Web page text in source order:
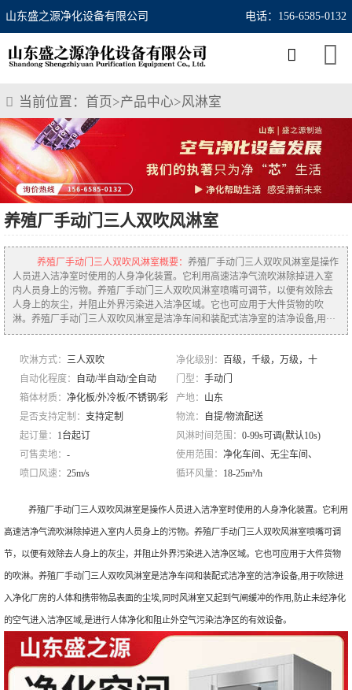
山东盛之源净化设备有限公司 电话：156-6585-0132
当前位置： 首页>产品中心>风淋室
养殖厂手动门三人双吹风淋室
养殖厂手动门三人双吹风淋室概要： 养殖厂手动门三人双吹风淋室是操作
人员进入洁净室时使用的人身净化装置。它利用高速洁净气流吹淋除掉进入室
内人员身上的污物。养殖厂手动门三人双吹风淋室喷嘴可调节，以便有效除去
人身上的灰尘，并阻止外界污染进入洁净区域。它也可应用于大件货物的吹
淋。养殖厂手动门三人双吹风淋室是洁净车间和装配式洁净室的洁净设备,用···
吹淋方式： 三人双吹 净化级别：
百级，千级，万级，十
万级
自动化程度： 自动/半自动/全自动 门型： 手动门
箱体材质： 净化板/外冷板/不锈钢/彩
钢板
产地： 山东
是否支持定制： 支持定制 物流：
自提/物流配送
起订量： 1台起订 风淋时间范围： 0-99s可调(默认10s)
可售卖地： - 使用范围： 净化车间、无尘车间、
中央厨房、医院、月子中心
喷口风速： 25m/s 循环风量： 18-25m³/h
养殖厂手动门三人双吹风淋室是操作人员进入洁净室时使用的人身净化装置。它利用
高速洁净气流吹淋除掉进入室内人员身上的污物。养殖厂手动门三人双吹风淋室喷嘴可调
节，以便有效除去人身上的灰尘，并阻止外界污染进入洁净区域。它也可应用于大件货物
的吹淋。养殖厂手动门三人双吹风淋室是洁净车间和装配式洁净室的洁净设备,用于吹除进
入净化厂房的人体和携带物品表面的尘埃,同时风淋室又起到气闸缓冲的作用,防止未经净化
的空气进入洁净区域,是进行人体净化和阻止外空气污染洁净区的有效设备。